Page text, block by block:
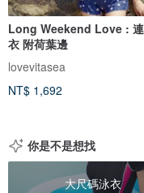
Long Weekend Love :
衣 附荷葉邊
lovevitasea
NT$ 1,692
你是不是想找
大尺碼泳衣